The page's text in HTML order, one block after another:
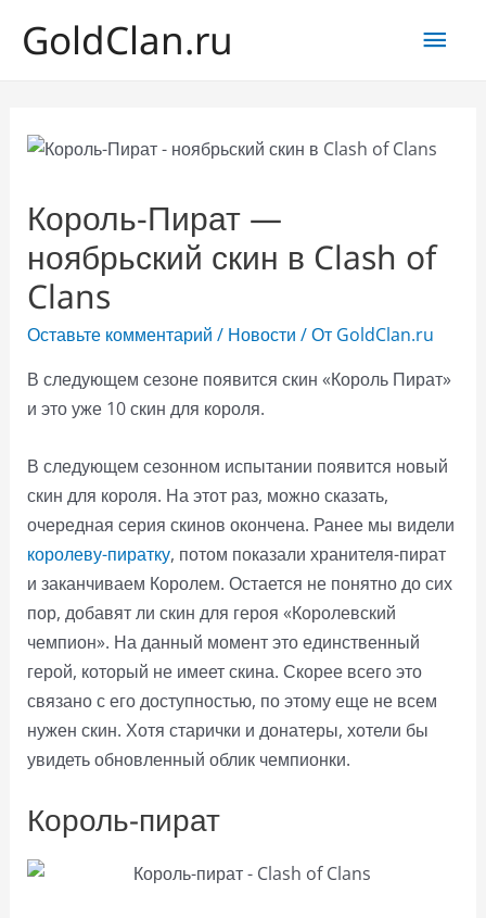
GoldClan.ru
Король-Пират —
ноябрьский скин в Clash of
Clans
Оставьте комментарий / Новости / От GoldClan.ru
В следующем сезоне появится скин «Король Пират»
и это уже 10 скин для короля.
В следующем сезонном испытании появится новый
скин для короля. На этот раз, можно сказать,
очередная серия скинов окончена. Ранее мы видели
королеву-пиратку, потом показали хранителя-пират
и заканчиваем Королем. Остается не понятно до сих
пор, добавят ли скин для героя «Королевский
чемпион». На данный момент это единственный
герой, который не имеет скина. Скорее всего это
связано с его доступностью, по этому еще не всем
нужен скин. Хотя старички и донатеры, хотели бы
увидеть обновленный облик чемпионки.
Король-пират